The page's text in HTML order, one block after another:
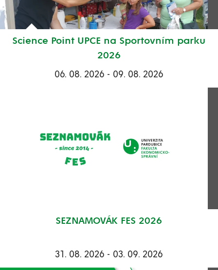
Science Point UPCE na Sportovním parku
2026
06. 08. 2026 - 09. 08. 2026
SEZNAMOVÁK FES 2026
31. 08. 2026 - 03. 09. 2026